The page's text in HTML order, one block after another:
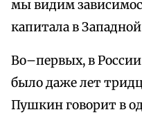
мы видим
капитала в
Во–первых, в
было даже лет
Пушкин говорит в